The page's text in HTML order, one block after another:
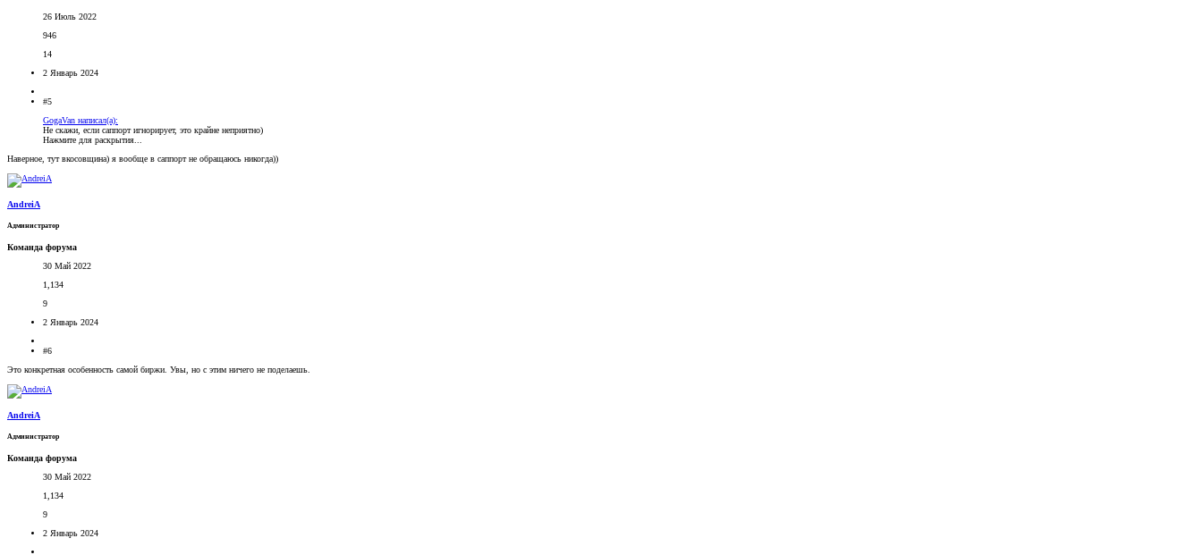
26 Июль 2022
946
14
2 Январь 2024
#5
GogaVan написал(а):
Не скажи, если саппорт игнорирует, это крайне неприятно)
Нажмите для раскрытия...
Наверное, тут вкосовщина) я вообще в саппорт не обращаюсь никогда))
AndreiA
Администратор
Команда форума
30 Май 2022
1,134
9
2 Январь 2024
#6
Это конкретная особенность самой биржи. Увы, но с этим ничего не поделаешь.
AndreiA
Администратор
Команда форума
30 Май 2022
1,134
9
2 Январь 2024